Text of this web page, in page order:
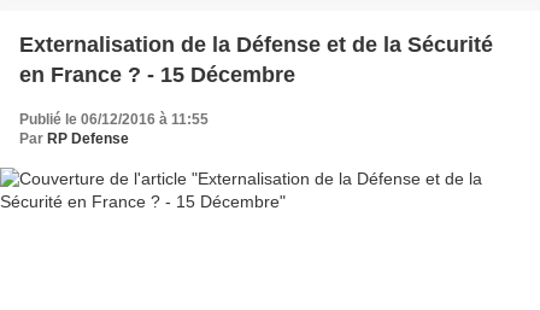
Externalisation de la Défense et de la Sécurité
en France ? - 15 Décembre
Publié le 06/12/2016 à 11:55
Par RP Defense